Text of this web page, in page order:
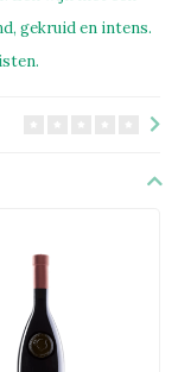
gekruid en intens.